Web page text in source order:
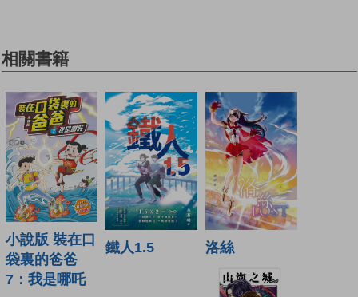
相關書籍
小說版 裝在口
袋裏的爸爸
7：我是哪吒
鐵人1.5 洛絲